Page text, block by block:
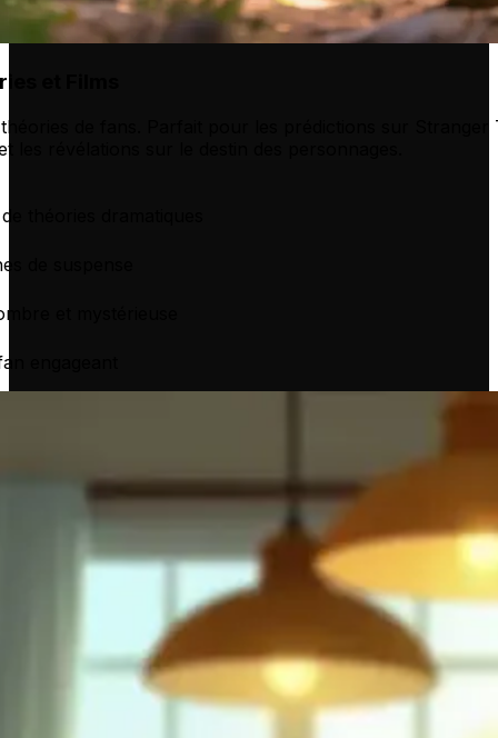
et Films
de fans. Parfait pour les prédictions sur Stranger
les révélations sur le destin des personnages.
théories dramatiques
de suspense
et mystérieuse
engageant